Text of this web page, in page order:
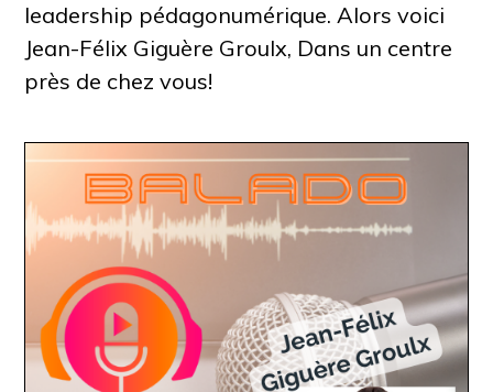
leadership pédagonumérique. Alors voici
Jean-Félix Giguère Groulx, Dans un centre
près de chez vous!